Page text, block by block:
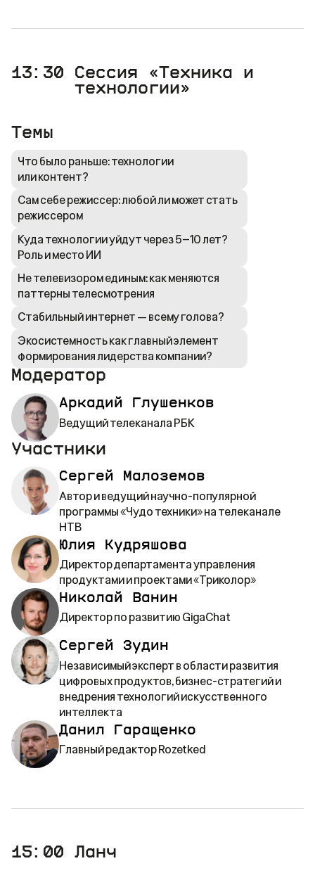
13:30 Сессия «Техника и
технологии»
Темы
Что было раньше: технологии
или контент?
Сам себе режиссер: любой ли может стать
режиссером
Куда технологии уйдут через 5–10 лет?
Роль и место ИИ
Не телевизором единым: как меняются
паттерны телесмотрения
Стабильный интернет — всему голова?
Экосистемность как главный элемент
формирования лидерства компании?
Модератор
Аркадий Глушенков
Ведущий телеканала РБК
Участники
Сергей Малоземов
Автор и ведущий научно-популярной
программы «Чудо техники» на телеканале
НТВ
Юлия Кудряшова
Директор департамента управления
продуктами и проектами «Триколор»
Николай Ванин
Директор по развитию GigaChat
Сергей Зудин
Независимый эксперт в области развития
цифровых продуктов, бизнес-стратегий и
внедрения технологий искусственного
интеллекта
Данил Гаращенко
Главный редактор Rozetked
15:00 Ланч